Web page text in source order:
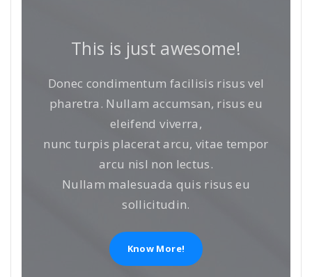
This is just awesome!
Donec condimentum facilisis risus vel
pharetra. Nullam accumsan, risus eu
eleifend viverra,
nunc turpis placerat arcu, vitae tempor
arcu nisl non lectus.
Nullam malesuada quis risus eu
sollicitudin.
Know More!